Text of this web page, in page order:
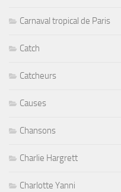
Carnaval tropical de Paris
Catch
Catcheurs
Causes
Chansons
Charlie Hargrett
Charlotte Yanni